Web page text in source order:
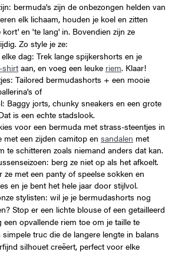
bermuda's zijn de onbezongen helden van
elk lichaam, houden je koel en zitten
en 'te lang' in. Bovendien zijn ze
Zo style je ze:
dag: Trek lange spijkershorts en je
shirtaan, en voeg een leuke riem. Klaar!
Tailored bermudashorts + een mooie
of
Baggy jorts, chunky sneakers en een grote
is een echte stadslook.
voor een bermuda met strass-steentjes in
met een zijden camitop en sandalen met
te schitteren zoals niemand anders dat kan.
berg ze niet op als het afkoelt.
ze met een panty of speelse sokken en
en je bent het hele jaar door stijlvol.
stylisten: wil je je bermudashorts nog
Stop er een lichte blouse of een getailleerd
een opvallende riem toe om je taille te
simpele truc die de langere lengte in balans
silhouet creëert, perfect voor elke